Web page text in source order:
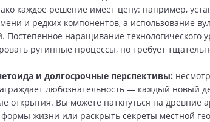
каждое решение имеет цену: например,
и редких компонентов, а использование
Постепенное наращивание технологического
рутинные процессы, но требует
и долгосрочные перспективы:
любознательность — каждый новый
открытия. Вы можете наткнуться на древние
жизни или раскрыть секреты местной